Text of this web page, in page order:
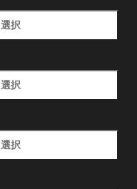
選択
選択
選択